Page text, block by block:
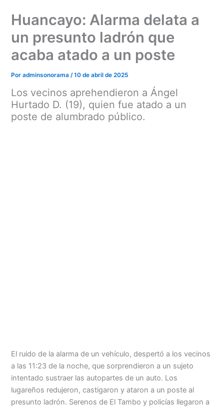
Huancayo: Alarma delata a
un presunto ladrón que
acaba atado a un poste
Poradminsonorama/10 de abril de 2025
Los vecinos aprehendieron a Ángel
Hurtado D. (19), quien fue atado a un
poste de alumbrado público.
El ruido de la alarma de un vehículo, despertó a los vecinos
a las 11:23 de la noche, que sorprendieron a un sujeto
intentado sustraer las autopartes de un auto. Los
lugareños redujeron, castigaron y ataron a un poste al
presunto ladrón. Serenos de El Tambo y policías llegaron a